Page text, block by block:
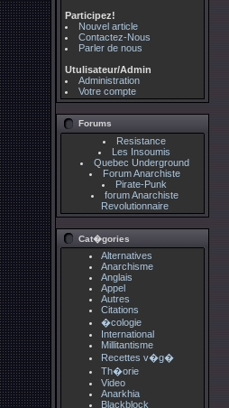
Participez!
Nouvel article
Contactez-Nous
Parler de nous
Utulisateur/Admin
Administration
Votre compte
Forums
Resistance
Les Insoumis
Quebec Underground
Forum Anarchiste
Pirate-Punk
forum Anarchiste
Revolutionnaire
Cat�gories
Alternatives
Anarchisme
Anglais
Appel
Autres
Citations
�cologie
International
Millitantisme
Recettes v�g�
Th�orie
Video
Anarkhia
Blackblock